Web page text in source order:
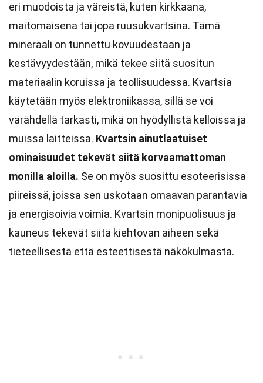
eri muodoista ja väreistä, kuten kirkkaana,
maitomaisena tai jopa ruusukvartsina. Tämä
mineraali on tunnettu kovuudestaan ja
kestävyydestään, mikä tekee siitä suositun
materiaalin koruissa ja teollisuudessa. Kvartsia
käytetään myös elektroniikassa, sillä se voi
värähdellä tarkasti, mikä on hyödyllistä kelloissa ja
muissa laitteissa. Kvartsin ainutlaatuiset
ominaisuudet tekevät siitä korvaamattoman
monilla aloilla. Se on myös suosittu esoteerisissa
piireissä, joissa sen uskotaan omaavan parantavia
ja energisoivia voimia. Kvartsin monipuolisuus ja
kauneus tekevät siitä kiehtovan aiheen sekä
tieteellisestä että esteettisestä näkökulmasta.